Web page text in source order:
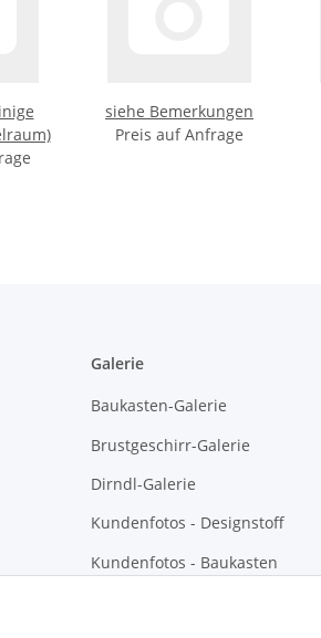
siehe Bemerkungen
Preis auf Anfrage
Galerie
Baukasten-Galerie
Brustgeschirr-Galerie
Dirndl-Galerie
Kundenfotos - Designstoff
Kundenfotos - Baukasten